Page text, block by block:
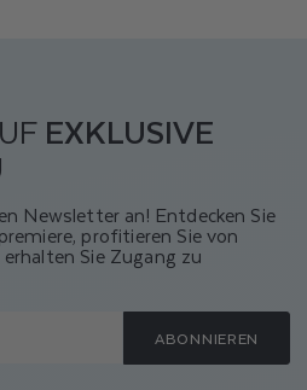
EXKLUSIVE
Newsletter an! Entdecken Sie
profitieren Sie von
Sie Zugang zu
ABONNIEREN